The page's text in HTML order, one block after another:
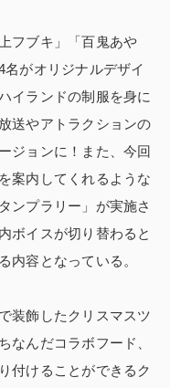
フブキ」「百鬼あや
がオリジナルデザイ
イランドの制服を身に
送やアトラクションの
ジョンに！また、今回
案内してくれるような
ンプラリー」が実施さ
ボイスが切り替わると
内容となっている。
装飾したクリスマスツ
なんだコラボフード、
付けることができるク